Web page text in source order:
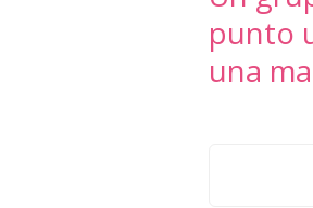
punto
una